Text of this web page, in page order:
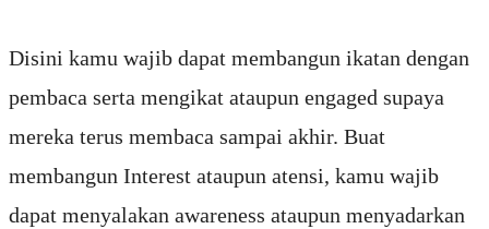
Disini kamu wajib dapat membangun ikatan dengan
pembaca serta mengikat ataupun engaged supaya
mereka terus membaca sampai akhir. Buat
membangun Interest ataupun atensi, kamu wajib
dapat menyalakan awareness ataupun menyadarkan